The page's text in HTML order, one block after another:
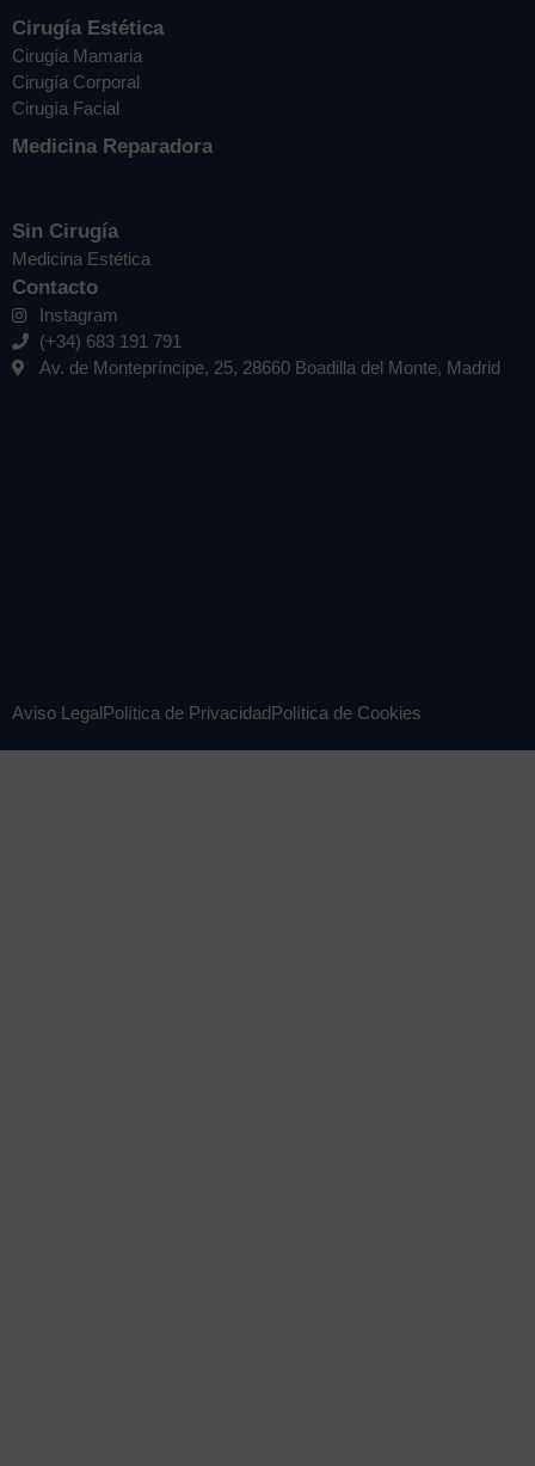
Cirugía Estética
Cirugía Mamaria
Cirugía Corporal
Cirugía Facial
Medicina Reparadora
Sin Cirugía
Medicina Estética
Contacto
Instagram
(+34) 683 191 791
Av. de Montepríncipe, 25, 28660 Boadilla del Monte, Madrid
Aviso LegalPolítica de PrivacidadPolítica de Cookies